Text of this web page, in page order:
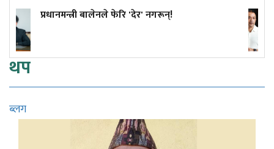
फेरि 'देर' नगरून्!
कांग्रेस विवाद
सुनुवाइको मौका
थप
ब्लग